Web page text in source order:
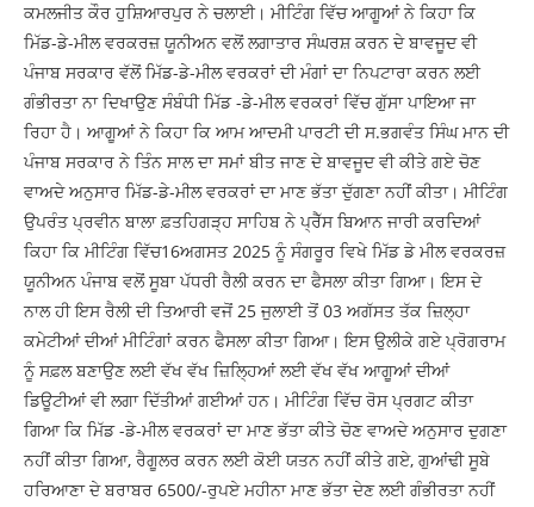
ਕਮਲਜੀਤ ਕੌਰ ਹੁਸ਼ਿਆਰਪੁਰ ਨੇ ਚਲਾਈ। ਮੀਟਿੰਗ ਵਿੱਚ ਆਗੂਆਂ ਨੇ ਕਿਹਾ ਕਿ
ਮਿੱਡ-ਡੇ-ਮੀਲ ਵਰਕਰਜ਼ ਯੂਨੀਅਨ ਵਲੋਂ ਲਗਾਤਾਰ ਸੰਘਰਸ਼ ਕਰਨ ਦੇ ਬਾਵਜੂਦ ਵੀ
ਪੰਜਾਬ ਸਰਕਾਰ ਵੱਲੋਂ ਮਿੱਡ-ਡੇ-ਮੀਲ ਵਰਕਰਾਂ ਦੀ ਮੰਗਾਂ ਦਾ ਨਿਪਟਾਰਾ ਕਰਨ ਲਈ
ਗੰਭੀਰਤਾ ਨਾ ਦਿਖਾਉਣ ਸੰਬੰਧੀ ਮਿੱਡ -ਡੇ-ਮੀਲ ਵਰਕਰਾਂ ਵਿੱਚ ਗੁੱਸਾ ਪਾਇਆ ਜਾ
ਰਿਹਾ ਹੈ। ਆਗੂਆਂ ਨੇ ਕਿਹਾ ਕਿ ਆਮ ਆਦਮੀ ਪਾਰਟੀ ਦੀ ਸ.ਭਗਵੰਤ ਸਿੰਘ ਮਾਨ ਦੀ
ਪੰਜਾਬ ਸਰਕਾਰ ਨੇ ਤਿੰਨ ਸਾਲ ਦਾ ਸਮਾਂ ਬੀਤ ਜਾਣ ਦੇ ਬਾਵਜੂਦ ਵੀ ਕੀਤੇ ਗਏ ਚੋਣ
ਵਾਅਦੇ ਅਨੁਸਾਰ ਮਿੱਡ-ਡੇ-ਮੀਲ ਵਰਕਰਾਂ ਦਾ ਮਾਣ ਭੱਤਾ ਦੁੱਗਣਾ ਨਹੀਂ ਕੀਤਾ। ਮੀਟਿੰਗ
ਉਪਰੰਤ ਪ੍ਰਵੀਨ ਬਾਲਾ ਫ਼ਤਹਿਗੜ੍ਹ ਸਾਹਿਬ ਨੇ ਪ੍ਰੈੱਸ ਬਿਆਨ ਜਾਰੀ ਕਰਦਿਆਂ
ਕਿਹਾ ਕਿ ਮੀਟਿੰਗ ਵਿੱਚ16ਅਗਸਤ 2025 ਨੂੰ ਸੰਗਰੂਰ ਵਿਖੇ ਮਿੱਡ ਡੇ ਮੀਲ ਵਰਕਰਜ਼
ਯੂਨੀਅਨ ਪੰਜਾਬ ਵਲੋਂ ਸੂਬਾ ਪੱਧਰੀ ਰੈਲੀ ਕਰਨ ਦਾ ਫੈਸਲਾ ਕੀਤਾ ਗਿਆ। ਇਸ ਦੇ
ਨਾਲ ਹੀ ਇਸ ਰੈਲੀ ਦੀ ਤਿਆਰੀ ਵਜੋਂ 25 ਜੁਲਾਈ ਤੋਂ 03 ਅਗੱਸਤ ਤੱਕ ਜ਼ਿਲ੍ਹਾ
ਕਮੇਟੀਆਂ ਦੀਆਂ ਮੀਟਿੰਗਾਂ ਕਰਨ ਫੈਸਲਾ ਕੀਤਾ ਗਿਆ। ਇਸ ਉਲੀਕੇ ਗਏ ਪ੍ਰੋਗਰਾਮ
ਨੂੰ ਸਫ਼ਲ ਬਣਾਉਣ ਲਈ ਵੱਖ ਵੱਖ ਜ਼ਿਲ੍ਹਿਆਂ ਲਈ ਵੱਖ ਵੱਖ ਆਗੂਆਂ ਦੀਆਂ
ਡਿਊਟੀਆਂ ਵੀ ਲਗਾ ਦਿੱਤੀਆਂ ਗਈਆਂ ਹਨ। ਮੀਟਿੰਗ ਵਿੱਚ ਰੋਸ ਪ੍ਰਗਟ ਕੀਤਾ
ਗਿਆ ਕਿ ਮਿੱਡ -ਡੇ-ਮੀਲ ਵਰਕਰਾਂ ਦਾ ਮਾਣ ਭੱਤਾ ਕੀਤੇ ਚੋਣ ਵਾਅਦੇ ਅਨੁਸਾਰ ਦੁਗਣਾ
ਨਹੀਂ ਕੀਤਾ ਗਿਆ, ਰੈਗੂਲਰ ਕਰਨ ਲਈ ਕੋਈ ਯਤਨ ਨਹੀਂ ਕੀਤੇ ਗਏ, ਗੁਆਂਢੀ ਸੂਬੇ
ਹਰਿਆਣਾ ਦੇ ਬਰਾਬਰ 6500/-ਰੁਪਏ ਮਹੀਨਾ ਮਾਣ ਭੱਤਾ ਦੇਣ ਲਈ ਗੰਭੀਰਤਾ ਨਹੀਂ